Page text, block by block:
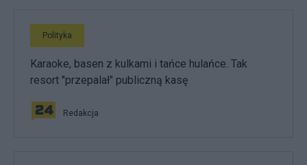
Polityka
Karaoke, basen z kulkami i tańce hulańce. Tak
resort "przepalał" publiczną kasę
Redakcja